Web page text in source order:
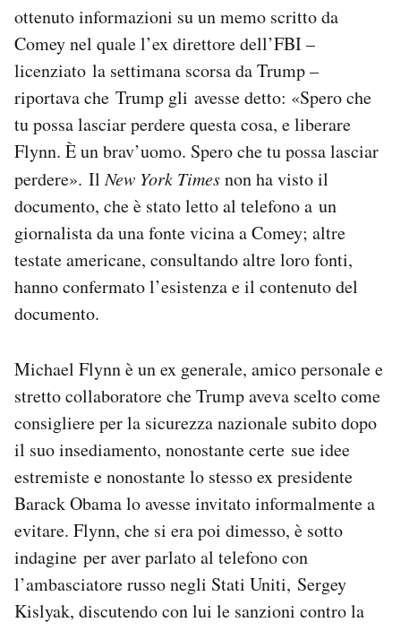
ottenuto informazioni su un memo scritto da
Comey nel quale l’ex direttore dell’FBI –
licenziato la settimana scorsa da Trump –
riportava che Trump gli avesse detto: «Spero che
tu possa lasciar perdere questa cosa, e liberare
Flynn. È un brav’uomo. Spero che tu possa lasciar
perdere». IlNew York Timesnon ha visto il
documento, che è stato letto al telefono a un
giornalista da una fonte vicina a Comey; altre
testate americane, consultando altre loro fonti,
hanno confermato l’esistenza e il contenuto del
documento.
Michael Flynn è un ex generale, amico personale e
stretto collaboratore che Trump aveva scelto come
consigliere per la sicurezza nazionale subito dopo
il suo insediamento, nonostante certe sue idee
estremiste e nonostante lo stesso ex presidente
Barack Obama lo avesse invitato informalmente a
evitare. Flynn, che si era poi dimesso, è sotto
indagine per aver parlato al telefono con
l’ambasciatore russo negli Stati Uniti, Sergey
Kislyak, discutendo con lui le sanzioni contro la